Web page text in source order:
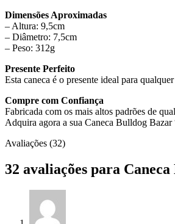
Dimensões Aproximadas
– Altura: 9,5cm
– Diâmetro: 7,5cm
– Peso: 312g
Presente Perfeito
Esta caneca é o presente ideal para
Compre com Confiança
Fabricada com os mais altos padrões de
Adquira agora a sua Caneca Bulldog
Avaliações (32)
32 avaliações para